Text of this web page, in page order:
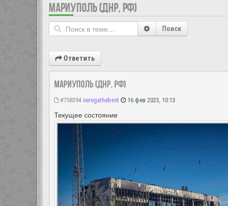
МАРИУПОЛЬ (ДНР, РФ)
Поиск
Ответить
Мариуполь (ДНР, РФ)
#758394 seregathebest 16 фев 2023, 10:13
Текущее состояние